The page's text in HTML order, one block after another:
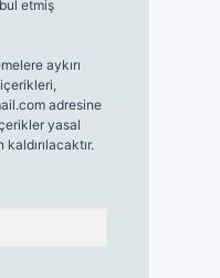
etmiş
aykırı
adresine
yasal